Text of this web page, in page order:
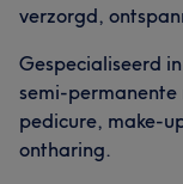
verzorgd,
Gespecialiseerd
semi-
pedicure, make-
ontharing.